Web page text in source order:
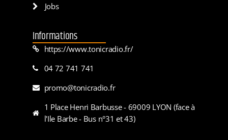
Jobs
Informations
https://www.tonicradio.fr/
04 72 741 741
promo@tonicradio.fr
1 Place Henri Barbusse - 69009 LYON (face à
l'Ile Barbe - Bus n°31 et 43)